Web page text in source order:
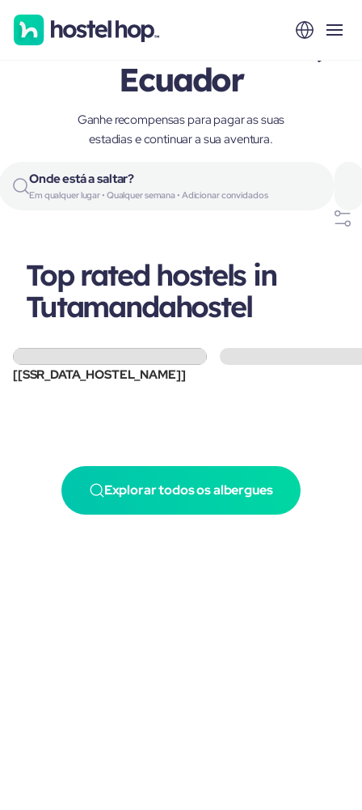
Tutamandahostel,
Ecuador
Ganhe recompensas para pagar as suas
estadias e continuar a sua aventura.
Onde está a saltar?
Em qualquer lugar • Qualquer semana • Adicionar convidados
Top rated hostels in
Tutamandahostel
[[SSR_DATA_HOSTEL_NAME]]
Explorar todos os albergues